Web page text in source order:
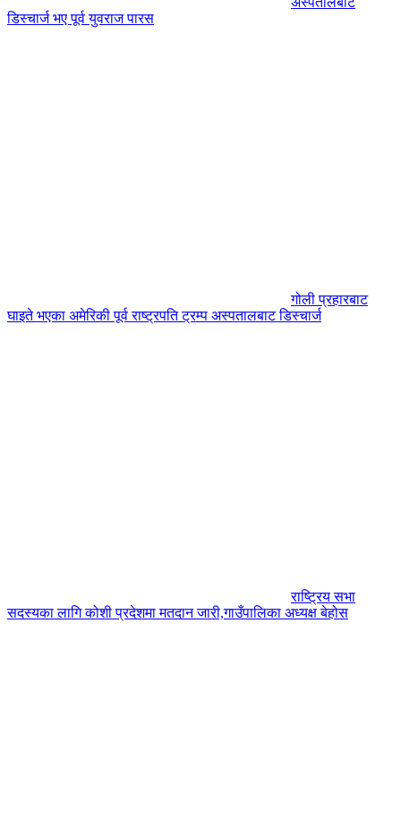
डिस्चार्ज भए पूर्व युवराज पारस
गोली प्रहारबाट
घाइते भएका अमेरिकी पूर्व राष्ट्रपति ट्रम्प अस्पतालबाट डिस्चार्ज
राष्ट्रिय सभा
सदस्यका लागि कोशी प्रदेशमा मतदान जारी,गाउँपालिका अध्यक्ष बेहोस